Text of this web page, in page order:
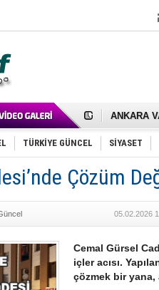
Cemal
Samet
FAİZ
OLİMPİK
SÖZ
Mikail
Gölbaşı
İNCEK
TÜRKİYE GÜNCEL SİYASET
Çözüm
05.02.2026
Cemal Gürsel
içler acısı.
çözmek bir yana,